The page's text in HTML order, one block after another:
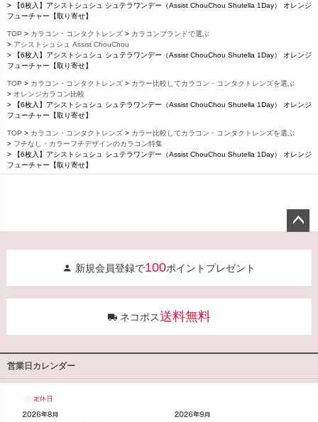
【6枚入】アシストシュシュ シュテラワンデー（Assist ChouChou Shutella 1Day） オレンジ
フューチャー【取り寄せ】
TOP カラコン・コンタクトレンズ
カラコンブランドで選ぶ
アシストシュシュ Assist ChouChou
【6枚入】アシストシュシュ シュテラワンデー（Assist ChouChou Shutella 1Day） オレンジ
フューチャー【取り寄せ】
TOP カラコン・コンタクトレンズ
カラー比較してカラコン・コンタクトレンズを選ぶ
オレンジカラコン比較
【6枚入】アシストシュシュ シュテラワンデー（Assist ChouChou Shutella 1Day） オレンジ
フューチャー【取り寄せ】
TOP カラコン・コンタクトレンズ
カラー比較してカラコン・コンタクトレンズを選ぶ
フチなし・カラーフチデザインのカラコン特集
【6枚入】アシストシュシュ シュテラワンデー（Assist ChouChou Shutella 1Day） オレンジ
フューチャー【取り寄せ】
へ
新規会員登録で100ポイントプレゼント
ネコポス送料無料
営業日カレンダー